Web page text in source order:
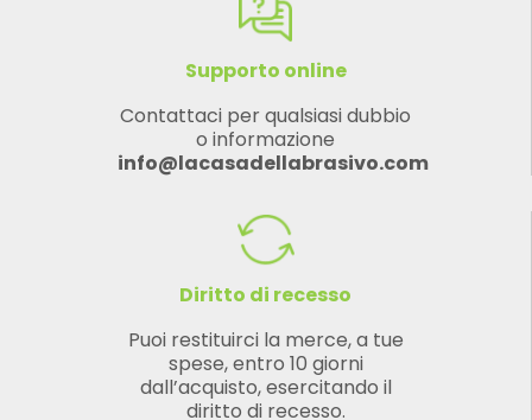
Supporto online
Contattaci per qualsiasi dubbio
o informazione
info@lacasadellabrasivo.com
Diritto di recesso
Puoi restituirci la merce, a tue
spese, entro 10 giorni
dall’acquisto, esercitando il
diritto di recesso.